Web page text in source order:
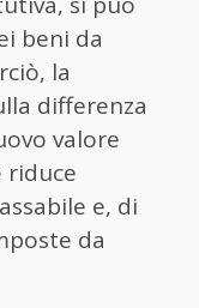
beni da
la
differenza
valore
riduce
e, di
da